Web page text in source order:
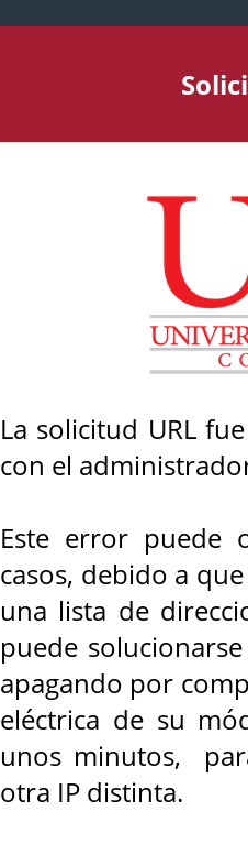
La solicitud URL
con el
Este error puede
casos, debido a
una lista de
puede
apagando por
eléctrica de su
unos minutos,
otra IP distinta.